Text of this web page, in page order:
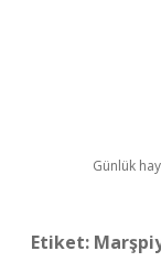
Günlük
Etiket: